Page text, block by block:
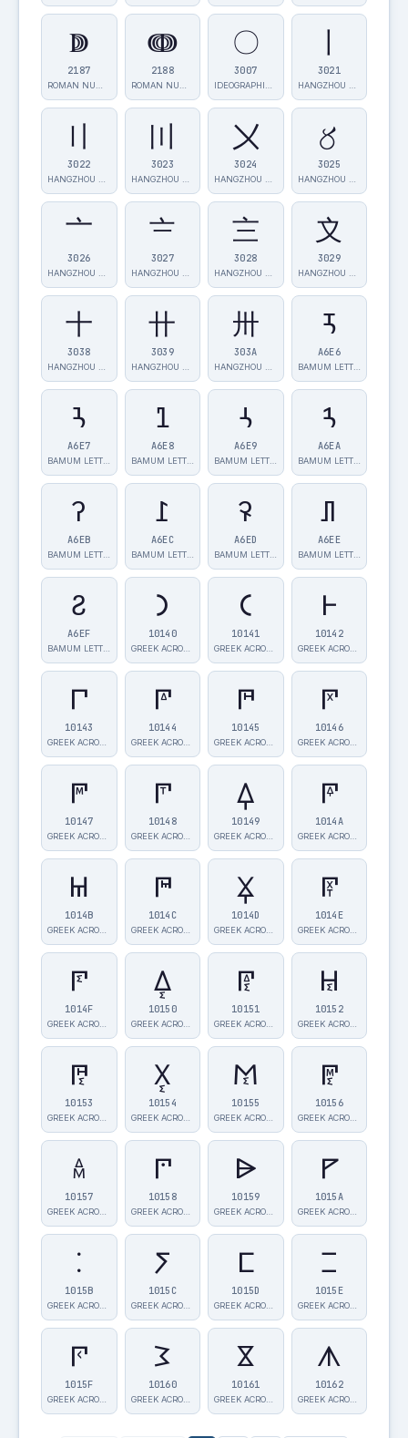
ↇ
2187
ↈ
2188
〇
3007
〡
3021
〢
3022
〣
3023
〤
3024
〥
3025
〦
3026
〧
3027
〨
3028
〩
3029
〸
3038
〹
3039
〺
303A
ꛦ
A6E6
BAMUM LETTER …
ꛧ
A6E7
ꛨ
A6E8
BAMUM LETTER …
ꛩ
A6E9
ꛪ
A6EA
BAMUM LETTER …
ꛫ
A6EB
ꛬ
A6EC
BAMUM LETTER …
ꛭ
A6ED
ꛮ
A6EE
BAMUM LETTER …
ꛯ
A6EF
𐅀
10140
GREEK ACROPHO…
𐅁
10141
𐅂
10142
GREEK ACROPHO…
𐅃
10143
𐅄
10144
GREEK ACROPHO…
𐅅
10145
𐅆
10146
GREEK ACROPHO…
𐅇
10147
𐅈
10148
GREEK ACROPHO…
𐅉
10149
𐅊
1014A
GREEK ACROPHO…
𐅋
1014B
𐅌
1014C
GREEK ACROPHO…
𐅍
1014D
𐅎
1014E
GREEK ACROPHO…
𐅏
1014F
𐅐
10150
GREEK ACROPHO…
𐅑
10151
𐅒
10152
GREEK ACROPHO…
𐅓
10153
𐅔
10154
GREEK ACROPHO…
𐅕
10155
𐅖
10156
GREEK ACROPHO…
𐅗
10157
𐅘
10158
GREEK ACROPHO…
𐅙
10159
𐅚
1015A
GREEK ACROPHO…
𐅛
1015B
𐅜
1015C
GREEK ACROPHO…
𐅝
1015D
𐅞
1015E
GREEK ACROPHO…
𐅟
1015F
𐅠
10160
GREEK ACROPHO…
𐅡
10161
𐅢
10162
GREEK ACROPHO…